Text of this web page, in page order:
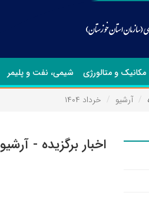
مکانیک و متالورژی شیمی‏، نفت و پلیمر
آرشیو خرداد ۱۴۰۴
اخبار برگزیده - آرشیو